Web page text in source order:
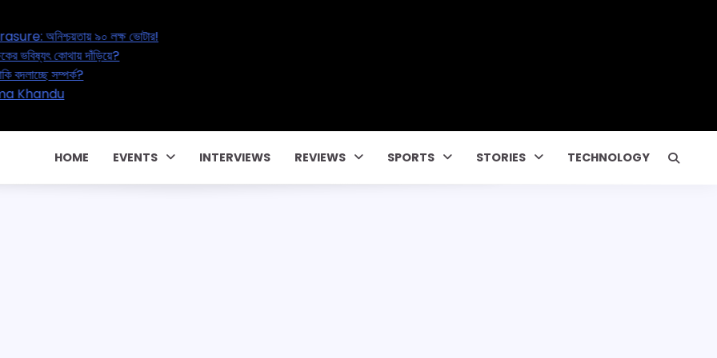
লক্ষ ভোটার!
HOME EVENTS INTERVIEWS REVIEWS SPORTS STORIES TECHNOLOGY